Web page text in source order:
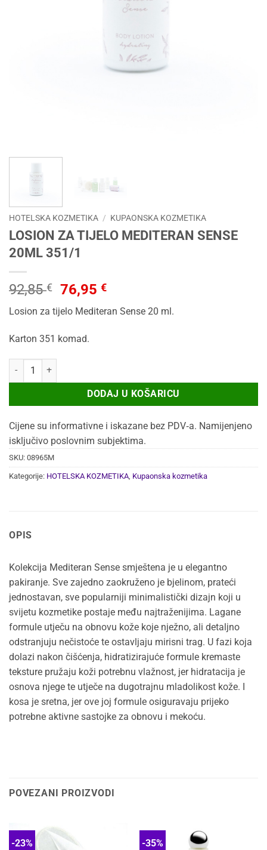
HOTELSKA KOZMETIKA / KUPAONSKA KOZMETIKA
LOSION ZA TIJELO MEDITERAN SENSE
20ML 351/1
92,85€
Izvorna
cijena
bila
92,85 €.
76,95€Trenutna
cijena
je:
Losion za tijelo Mediteran Sense 20 ml.
Karton 351 komad.
LOSION ZA TIJELO MEDITERAN SENSE 20ML 351/1 količina
DODAJ U KOŠARICU
Cijene su informativne i iskazane bez PDV‑a. Namijenjeno
isključivo poslovnim subjektima.
SKU: 08965M
Kategorije: HOTELSKA KOZMETIKA Kupaonska kozmetika
OPIS
Kolekcija Mediteran Sense smještena je u elegantno
pakiranje. Sve zajedno zaokruženo je bjelinom, prateći
jednostavan, sve popularniji minimalistički dizajn koji u
svijetu kozmetike postaje među najtraženijima. Lagane
formule utječu na obnovu kože koje nježno, ali detaljno
odstranjuju nečistoće te ostavljaju mirisni trag. U fazi koja
dolazi nakon čišćenja, hidratizirajuće formule kremaste
teksture pružaju koži potrebnu vlažnost, jer hidratacija je
osnova njege te utječe na dugotrajnu mladolikost kože. I
kosa je sretna, jer ove joj formule osiguravaju prijeko
potrebne aktivne sastojke za obnovu i mekoću.
POVEZANI PROIZVODI
-23% -35%